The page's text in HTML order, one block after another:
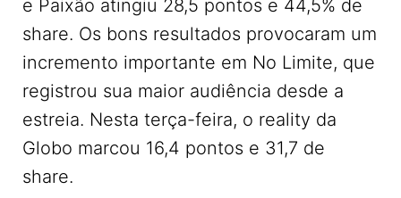
e Paixão atingiu 28,5 pontos e 44,5% de
share. Os bons resultados provocaram um
incremento importante em No Limite, que
registrou sua maior audiência desde a
estreia. Nesta terça-feira, o reality da
Globo marcou 16,4 pontos e 31,7 de
share.